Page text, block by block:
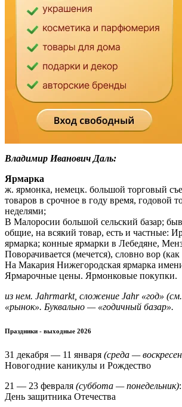
Владимир Иванович Даль:
Ярмарка
ж. ярмонка, немецк. большой торговый
товаров в срочное в году время, годовой
неделями;
В Малоросии большой сельский базар;
общие, на всякий товар, есть и частные:
ярмарка; конные ярмарки в Лебедяне,
Поворачивается (мечется), словно вор
На Макария Нижегородская ярмарка
Ярмарочные цены. Ярмонковые покупки.
из нем. Jahrmarkt, сложение Jahr «год»
«рынок». Буквально — «годичный базар».
Праздники - выходные 2026
31 декабря — 11 января (среда —
Новогодние каникулы и Рождество
21 — 23 февраля (суббота — понедельник):
День защитника Отечества